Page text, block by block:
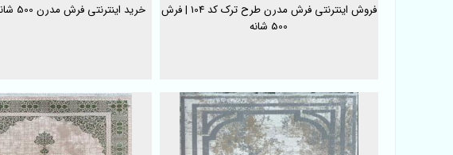
فروش اینترنتی فرش مدرن طرح ترک کد 104 | فرش
500 شانه
خرید اینترنتی فرش مدرن 500 شانه طوسی ساده